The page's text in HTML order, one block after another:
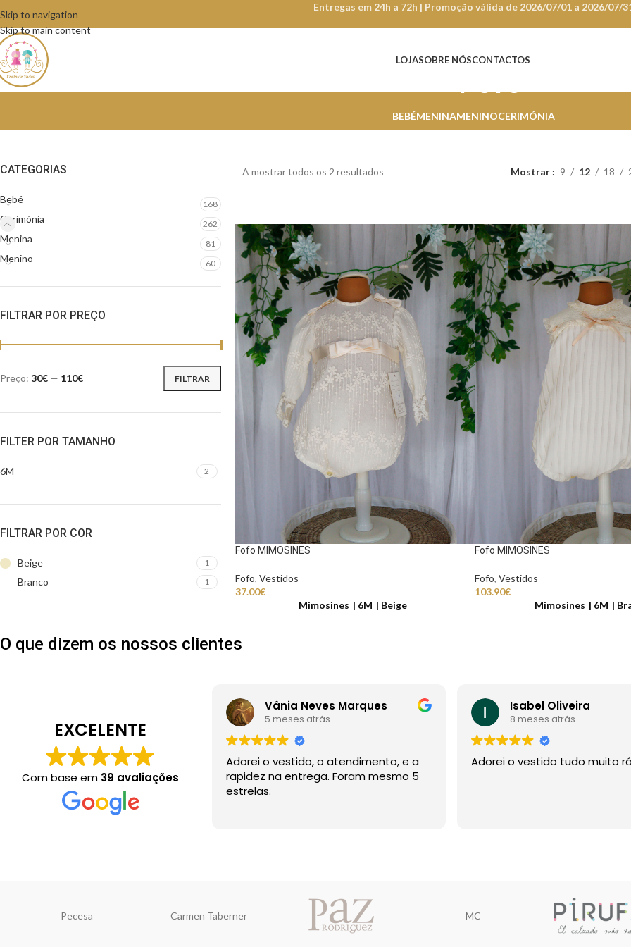
Skip to navigation
Skip to main content
Entregas em 24h a 72h | Promoção válida de 2026/07/01 a 2026/07/
LOJASOBRE NÓSCONTACTOS
Fofo
BEBÉMENINAMENINOCERIMÓNIA
CATEGORIAS
Bebé 168
Cerimónia 262
Menina 81
Menino 60
FILTRAR POR PREÇO
FILTRAR
Preço: 30€ — 110€
FILTER POR TAMANHO
6M 2
FILTRAR POR COR
Beige 1
Branco 1
A mostrar todos os 2 resultados Mostrar 9 12 18
Fofo MIMOSINES
Fofo, Vestidos
37.00€
Mimosines
6M Beige
Fofo MIMOSINES
Fofo, Vestidos
103.90€
Mimosines
6M
O que dizem os nossos clientes
EXCELENTE
Com base em 39 avaliações
Vânia Neves Marques
5 meses atrás
Adorei o vestido, o atendimento, e a
rapidez na entrega. Foram mesmo 5
estrelas.
Isabel Oliveira
8 meses atrás
Adorei o vestido tudo muito
Pecesa Carmen Taberner MC